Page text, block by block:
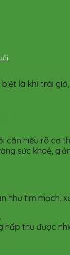
là khi trái
hiểu rõ cơ
sức khoẻ,
tim mạch,
hấp thu được